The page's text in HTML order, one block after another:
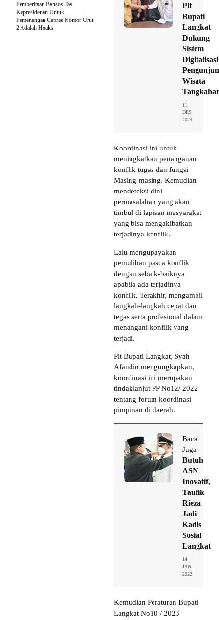
Plt
Bupati
Langkat
Dukung
Sistem
Digitalisasi
Wisata
11
DES
2023
Koordinasi ini untuk
meningkatkan penanganan
konflik tugas dan fungsi
Masing-masing. Kemudian
mendeteksi dini
permasalahan yang akan
timbul di lapisan masyarakat
yang bisa mengakibatkan
terjadinya konflik.
Lalu mengupayakan
pemulihan pasca konflik
dengan sebaik-baiknya
apabila ada terjadinya
konflik. Terakhir, mengambil
langkah-langkah cepat dan
tegas serta profesional dalam
menangani konflik yang
terjadi.
Plt Bupati Langkat, Syah
Afandin mengungkapkan,
koordinasi ini merupakan
tindaklanjut PP No12/ 2022
tentang forum koordinasi
pimpinan di daerah.
Baca
Juga
Butuh
ASN
Inovatif,
Taufik
Rieza
Jadi
Kadis
Sosial
Langkat
14
JAN
2022
Kemudian Peraturan Bupati
Langkat No10 / 2023
Pemberitaan Bansos Tas
Kepresidenan Untuk
Pemenangan Capres Nomor Urut
2 Adalah Hoaks